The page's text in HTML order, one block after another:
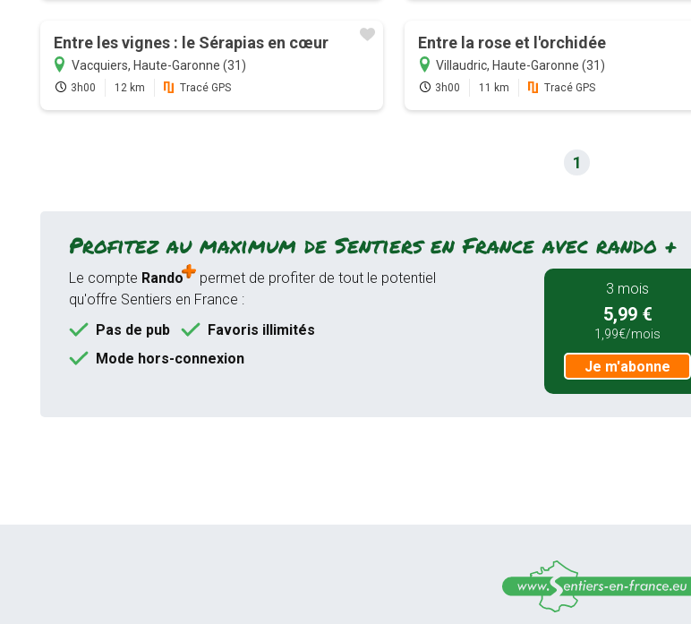
Entre les vignes : le Sérapias en cœur
Vacquiers, Haute-Garonne (31)
3h00 12 km Tracé GPS
Entre la rose et l'orchidée
Villaudric, Haute-Garonne (31)
3h00 11 km Tracé GPS
1
Profitez au maximum de Sentiers en France avec rando +
Le compte Rando
permet de profiter de tout le potentiel
qu'offre Sentiers en France :
Pas de pub
Favoris illimités
Mode hors-connexion
3 mois
5,99 €
1,99€/mois
Je m'abonne